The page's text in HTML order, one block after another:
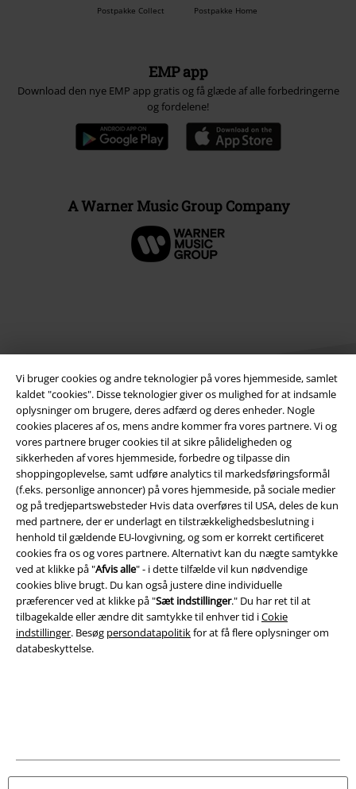
Vi bruger cookies og andre teknologier på vores hjemmeside, samlet
kaldet "cookies". Disse teknologier giver os mulighed for at indsamle
oplysninger om brugere, deres adfærd og deres enheder. Nogle
cookies placeres af os, mens andre kommer fra vores partnere. Vi og
vores partnere bruger cookies til at sikre pålideligheden og
sikkerheden af ​​vores hjemmeside, forbedre og tilpasse din
shoppingoplevelse, samt udføre analytics til markedsføringsformål
(f.eks. personlige annoncer) på vores hjemmeside, på sociale medier
og på tredjepartswebsteder Hvis data overføres til USA, deles de kun
med partnere, der er underlagt en tilstrækkelighedsbeslutning i
henhold til gældende EU-lovgivning, og som er korrekt certificeret
cookies fra os og vores partnere. Alternativt kan du nægte samtykke
ved at klikke på "Afvis alle" - i dette tilfælde vil kun nødvendige
cookies blive brugt. Du kan også justere dine individuelle
præferencer ved at klikke på "Sæt indstillinger." Du har ret til at
tilbagekalde eller ændre dit samtykke til enhver tid iCokie
indstillinger. Besøg persondatapolitikfor at få flere oplysninger om
databeskyttelse.
Postpakke Collect Postpakke Home
EMP app
Download den nye EMP app gratis og få glæde af alle forbedringerne
og fordelene!
A Warner Music Group Company
Juridisk
Salgs-, medlems- & leveringsbetingelser
Om EMP Danmark
Persondatapolitik
Bortskaffelse af affald og miljøbeskyttelse
Overensstemmelseserklæring
Oplysninger om tilgængelighed